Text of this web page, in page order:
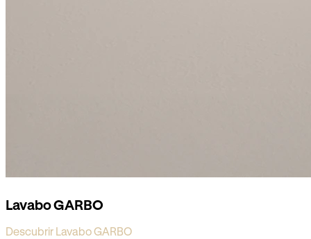
Lavabo GARBO
Descubrir Lavabo GARBO